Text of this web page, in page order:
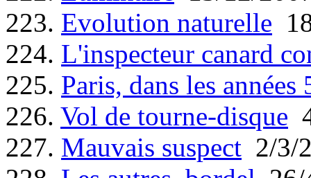
223. Evolution naturelle
224. L'inspecteur canard
225. Paris, dans les années
226. Vol de tourne-disque
227. Mauvais suspect 2/3/